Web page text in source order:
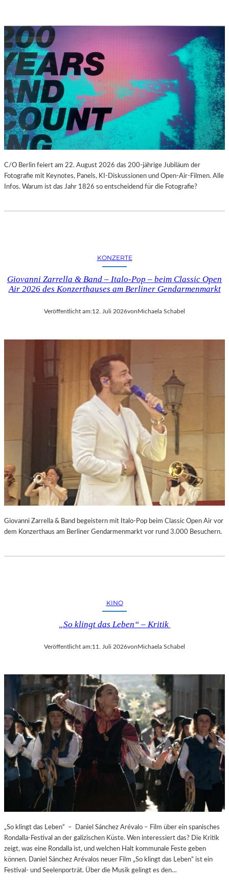
C/O Berlin feiert am 22. August 2026 das 200-jährige Jubiläum der
Fotografie mit Keynotes, Panels, KI-Diskussionen und Open-Air-Filmen. Alle
Infos. Warum ist das Jahr 1826 so entscheidend für die Fotografie?
KONZERTE
Giovanni Zarrella & Band – Italo-Pop – beim Classic Open
Air 2026 des Konzerthauses am Berliner Gendarmenmarkt
Veröffentlicht am:12. Juli 2026von Michaela Schabel
Giovanni Zarrella & Band begeistern mit Italo-Pop beim Classic Open Air vor
dem Konzerthaus am Berliner Gendarmenmarkt vor rund 3.000 Besuchern.
KINO
„So klingt das Leben“ – Kritik
Veröffentlicht am:11. Juli 2026vonMichaela Schabel
„So klingt das Leben“ – Daniel Sánchez Arévalo – Film über ein spanisches
Rondalla-Festival an der galizischen Küste. Wen interessiert das? Die Kritik
zeigt, was eine Rondalla ist, und welchen Halt kommunale Feste geben
können. Daniel Sánchez Arévalos neuer Film „So klingt das Leben“ ist ein
Festival- und Seelenporträt. Über die Musik gelingt es den…